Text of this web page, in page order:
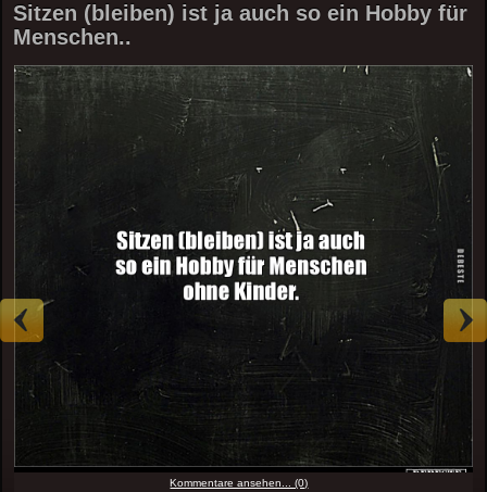
Sitzen (bleiben) ist ja auch so ein Hobby für
Menschen..
Kommentare ansehen... (0)